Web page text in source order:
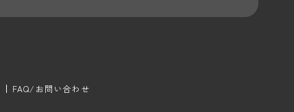
FAQ/お問い合わせ